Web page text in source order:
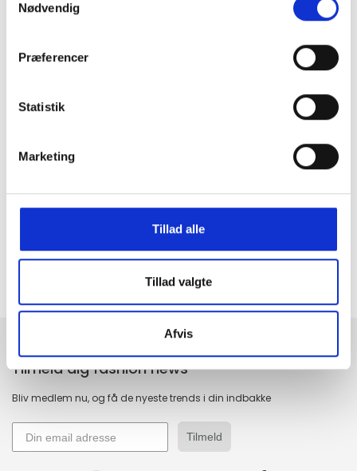
Nødvendig
Præferencer
Statistik
Marketing
Tillad alle
Tillad valgte
Afvis
GRATIS FRAGT PÅ KØB OVER 300,-
HURTIG LEVERING 1-3 HVERDAGE
Ved bestilling inden kl. 16.00
KUNDESERVICE & SUPPORT
100% returret
Tilmeld dig fashion news
Bliv medlem nu, og få de nyeste trends i din indbakke
Tilmeld